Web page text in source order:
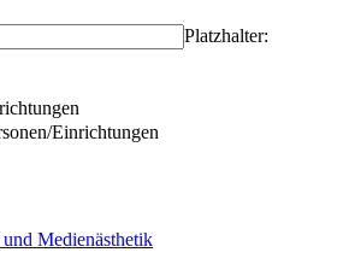
Platzhalter:
Einrichtungen
Medienästhetik